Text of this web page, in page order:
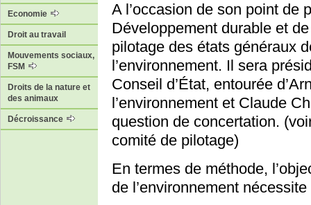
Economie
Droit au travail
Mouvements sociaux,
FSM
Droits de la nature et
des animaux
Décroissance
A l’occasion de son point de
Développement durable et
pilotage des états généraux
l’environnement. Il sera
Conseil d’État, entourée
l’environnement et Claude
question de concertation.
comité de pilotage)
En termes de méthode,
de l’environnement